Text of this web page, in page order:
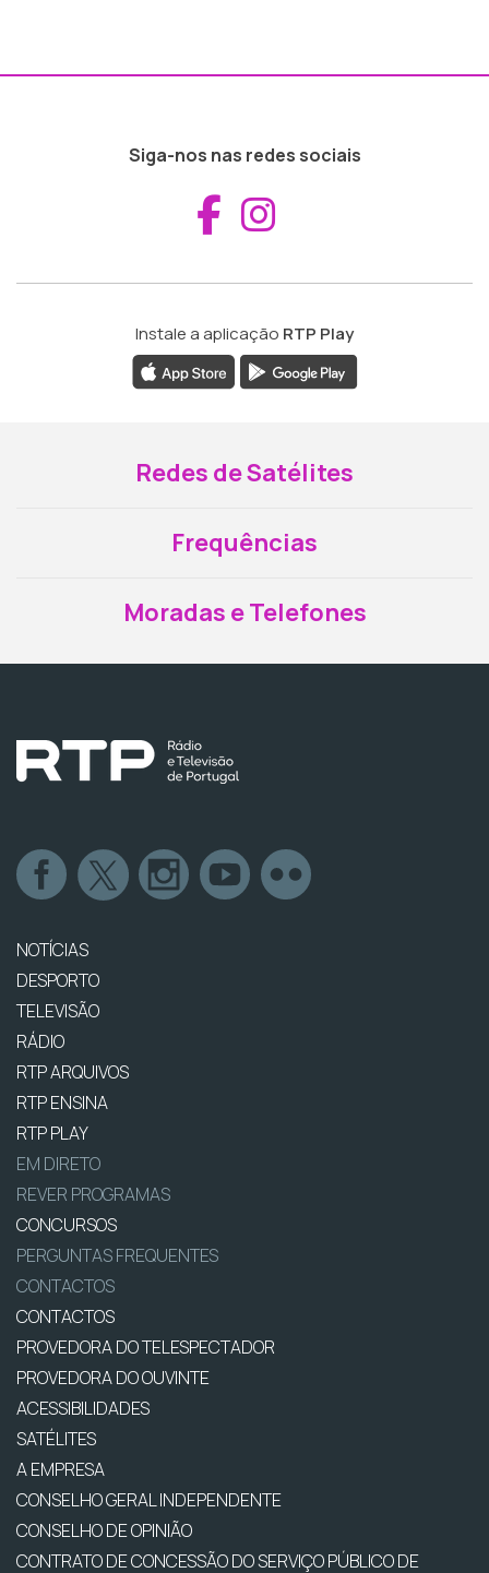
Siga-nos nas redes sociais
Aceder ao
Instale a aplicação RTP Play
Redes de Satélites
Frequências
Moradas e Telefones
NOTÍCIAS
DESPORTO
TELEVISÃO
RÁDIO
RTP ARQUIVOS
RTP ENSINA
RTP PLAY
EM DIRETO
REVER PROGRAMAS
CONCURSOS
PERGUNTAS FREQUENTES
CONTACTOS
CONTACTOS
PROVEDORA DO TELESPECTADOR
PROVEDORA DO OUVINTE
ACESSIBILIDADES
SATÉLITES
A EMPRESA
CONSELHO GERAL INDEPENDENTE
CONSELHO DE OPINIÃO
CONTRATO DE CONCESSÃO DO SERVIÇO PÚBLICO DE